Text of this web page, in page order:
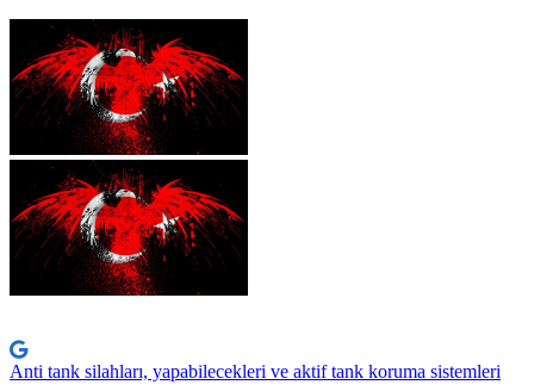
Anti tank silahları, yapabilecekleri ve aktif tank koruma sistemleri